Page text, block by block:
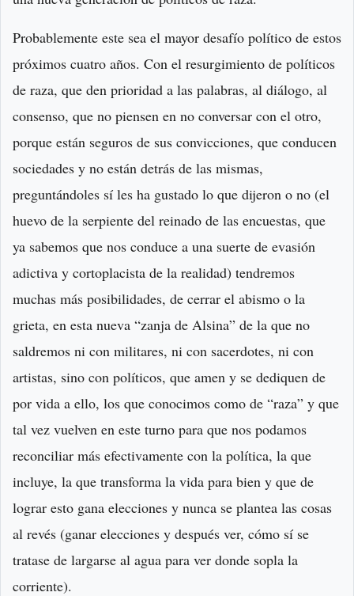
Probablemente este sea el mayor desafío político de estos
próximos cuatro años. Con el resurgimiento de políticos
de raza, que den prioridad a las palabras, al diálogo, al
consenso, que no piensen en no conversar con el otro,
porque están seguros de sus convicciones, que conducen
sociedades y no están detrás de las mismas,
preguntándoles sí les ha gustado lo que dijeron o no (el
huevo de la serpiente del reinado de las encuestas, que
ya sabemos que nos conduce a una suerte de evasión
adictiva y cortoplacista de la realidad) tendremos
muchas más posibilidades, de cerrar el abismo o la
grieta, en esta nueva “zanja de Alsina” de la que no
saldremos ni con militares, ni con sacerdotes, ni con
artistas, sino con políticos, que amen y se dediquen de
por vida a ello, los que conocimos como de “raza” y que
tal vez vuelven en este turno para que nos podamos
reconciliar más efectivamente con la política, la que
incluye, la que transforma la vida para bien y que de
lograr esto gana elecciones y nunca se plantea las cosas
al revés (ganar elecciones y después ver, cómo sí se
tratase de largarse al agua para ver donde sopla la
corriente).